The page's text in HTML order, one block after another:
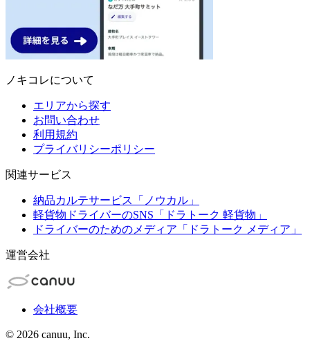
ノキコレについて
エリアから探す
お問い合わせ
利用規約
プライバリシーポリシー
関連サービス
納品カルテサービス「ノウカル」
軽貨物ドライバーのSNS「ドラトーク 軽貨物」
ドライバーのためのメディア「ドラトーク メディア」
運営会社
会社概要
© 2026 canuu, Inc.